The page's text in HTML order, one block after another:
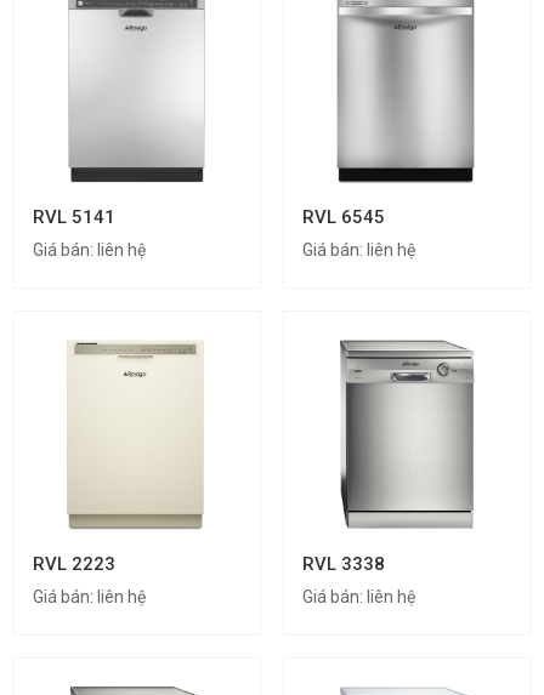
RVL 5141
Giá bán: liên hệ
RVL 6545
Giá bán: liên hệ
RVL 2223
Giá bán: liên hệ
RVL 3338
Giá bán: liên hệ